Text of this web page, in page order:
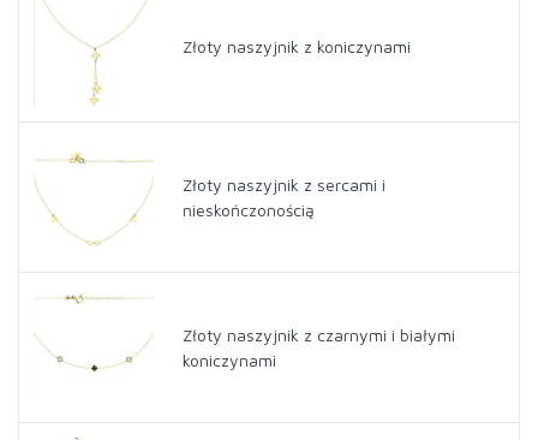
Złoty naszyjnik z koniczynami
Złoty naszyjnik z sercami i
nieskończonością
Złoty naszyjnik z czarnymi i białymi
koniczynami